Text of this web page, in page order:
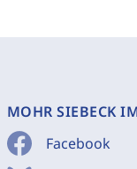
MOHR SIEBECK
Facebook